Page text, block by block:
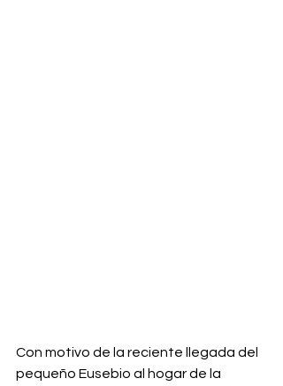
Con motivo de la reciente llegada del
pequeño Eusebio al hogar de la